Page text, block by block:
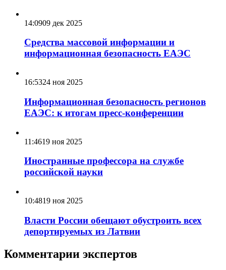
14:0909 дек 2025
Средства массовой информации и
информационная безопасность ЕАЭС
16:5324 ноя 2025
Информационная безопасность регионов
ЕАЭС: к итогам пресс-конференции
11:4619 ноя 2025
Иностранные профессора на службе
российской науки
10:4819 ноя 2025
Власти России обещают обустроить всех
депортируемых из Латвии
Комментарии экспертов